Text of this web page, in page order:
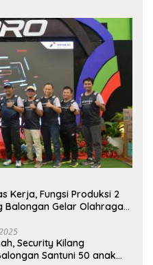
Kerja, Fungsi Produksi 2
Balongan Gelar Olahraga
Security Kilang
Santuni 50 anak